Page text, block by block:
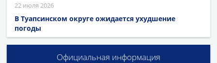
22 июля 2026
В Туапсинском округе ожидается ухудшение
погоды
Официальная информация